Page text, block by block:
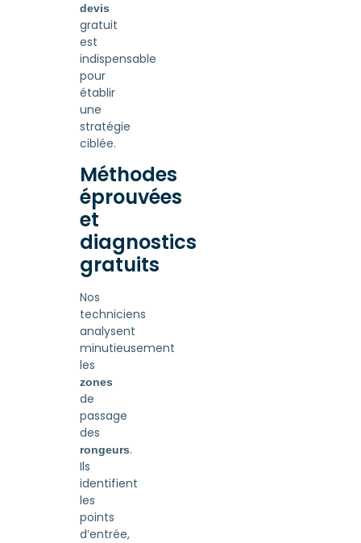
devis
gratuit
est
indispensable
pour
établir
une
stratégie
ciblée.
Méthodes
éprouvées
et
diagnostics
gratuits
Nos
techniciens
analysent
minutieusement
les
zones
de
passage
des
rongeurs.
Ils
identifient
les
points
d’entrée,